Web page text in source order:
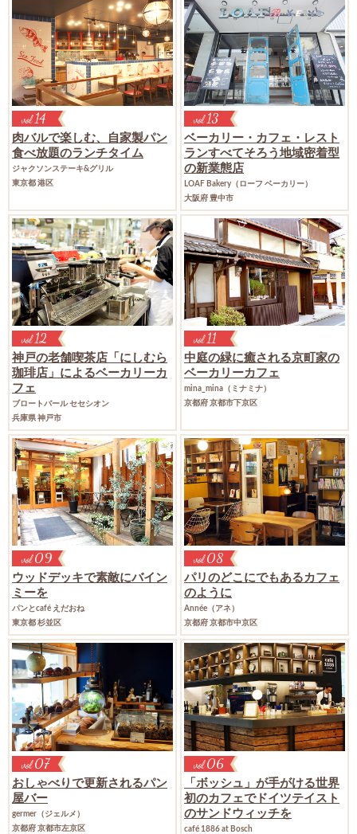
vol14
肉バルで楽しむ、
自家製パン
食べ放題のランチタイム
ジャクソンステーキ&グリル
東京都 港区
vol 13
ベーカリー・カフェ・レスト
ランすべてそろう地域密着型
の新業態店
LOAF Bakery（ローフ ベーカリー）
大阪府 豊中市
vol 12
神戸の老舗喫茶店「にしむら
珈琲店」 によるベーカリーカ
フェ
ブロートバール セセシオン
兵庫県 神戸市
vol 11
中庭の緑に癒される京町家の
ベーカリーカフェ
mina_mina（ミナミナ）
京都府 京都市下京区
vol 09
ウッドデッキで素敵にバイン
ミーを
パンとcafé えだおね
東京都 杉並区
vol 08
パリのどこにでもあるカフェ
のように
Année（アネ）
京都府 京都市中京区
vol 07
おしゃべりで更新されるパン
屋バー
germer（ジェルメ）
京都府 京都市左京区
vol 06
「ボッシュ」が手がける世界
初のカフェでドイツテイスト
のサンドウィッチを
café 1886 at Bosch